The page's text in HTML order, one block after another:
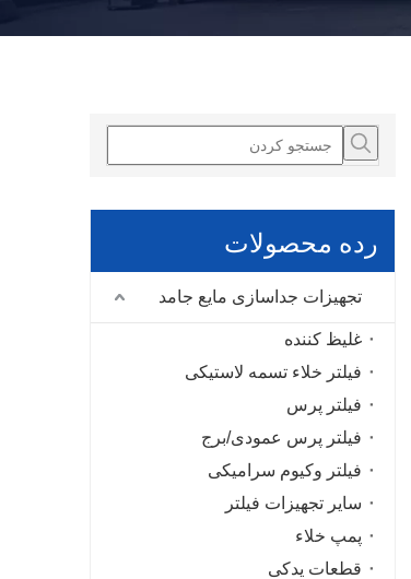
رده محصولات
تجهیزات جداسازی مایع جامد
غلیظ کننده
فیلتر خلاء تسمه لاستیکی
فیلتر پرس
فیلتر پرس عمودی/برج
فیلتر وکیوم سرامیکی
سایر تجهیزات فیلتر
پمپ خلاء
قطعات یدکی